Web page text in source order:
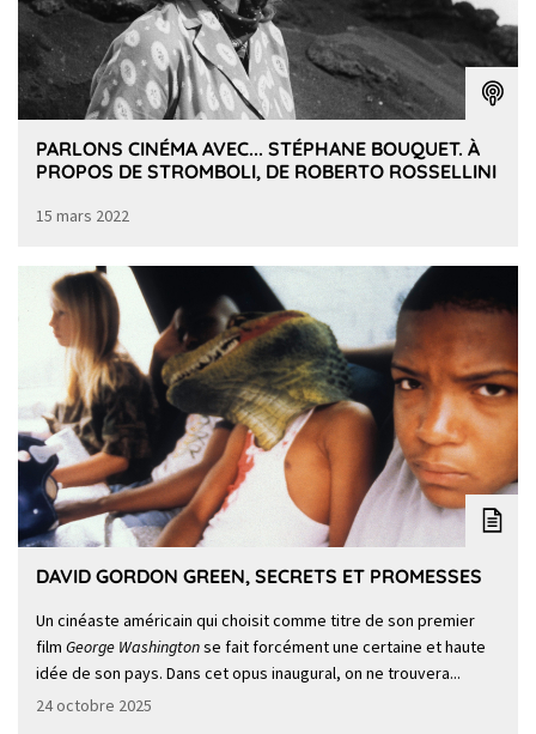
PARLONS CINÉMA AVEC... STÉPHANE BOUQUET. À
PROPOS DE STROMBOLI, DE ROBERTO ROSSELLINI
15 mars 2022
DAVID GORDON GREEN, SECRETS ET PROMESSES
Un cinéaste américain qui choisit comme titre de son premier
film George Washingtonse fait forcément une certaine et haute
idée de son pays. Dans cet opus inaugural, on ne trouvera...
24 octobre 2025